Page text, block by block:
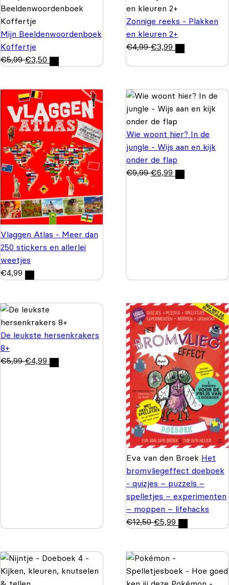
Mijn Beeldenwoordenboek
Koffertje
€5,99 €3,50
Zonnige reeks - Plakken
en kleuren 2+
€4,99 €3,99
Vlaggen Atlas - Meer dan
250 stickers en allerlei
weetjes
€4,99
Wie woont hier? In de
jungle - Wijs aan en kijk
onder de flap
€9,99 €6,99
De leukste hersenkrakers
8+
€5,99 €4,99
Eva van den Broek Het
bromvliegeffect doeboek
- quizjes – puzzels –
spelletjes – experimenten
– moppen – lifehacks
€12,50 €5,99